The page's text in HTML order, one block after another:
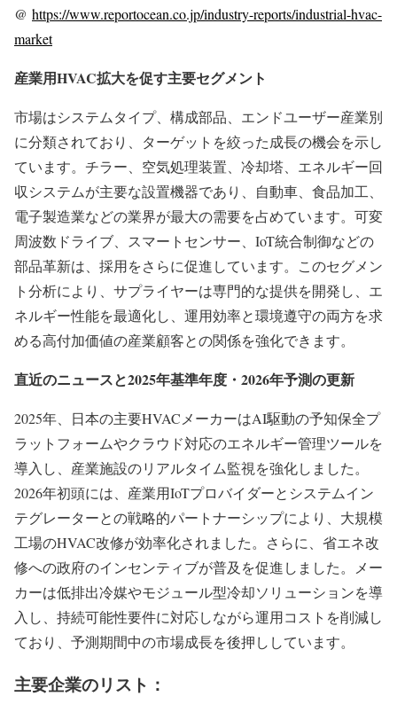
@ https://www.reportocean.co.jp/industry-reports/industrial-hvac-
market
産業用HVAC拡大を促す主要セグメント
市場はシステムタイプ、構成部品、エンドユーザー産業別
に分類されており、ターゲットを絞った成長の機会を示し
ています。チラー、空気処理装置、冷却塔、エネルギー回
収システムが主要な設置機器であり、自動車、食品加工、
電子製造業などの業界が最大の需要を占めています。可変
周波数ドライブ、スマートセンサー、IoT統合制御などの
部品革新は、採用をさらに促進しています。このセグメン
ト分析により、サプライヤーは専門的な提供を開発し、エ
ネルギー性能を最適化し、運用効率と環境遵守の両方を求
める高付加価値の産業顧客との関係を強化できます。
直近のニュースと2025年基準年度・2026年予測の更新
2025年、日本の主要HVACメーカーはAI駆動の予知保全プ
ラットフォームやクラウド対応のエネルギー管理ツールを
導入し、産業施設のリアルタイム監視を強化しました。
2026年初頭には、産業用IoTプロバイダーとシステムイン
テグレーターとの戦略的パートナーシップにより、大規模
工場のHVAC改修が効率化されました。さらに、省エネ改
修への政府のインセンティブが普及を促進しました。メー
カーは低排出冷媒やモジュール型冷却ソリューションを導
入し、持続可能性要件に対応しながら運用コストを削減し
ており、予測期間中の市場成長を後押ししています。
主要企業のリスト：